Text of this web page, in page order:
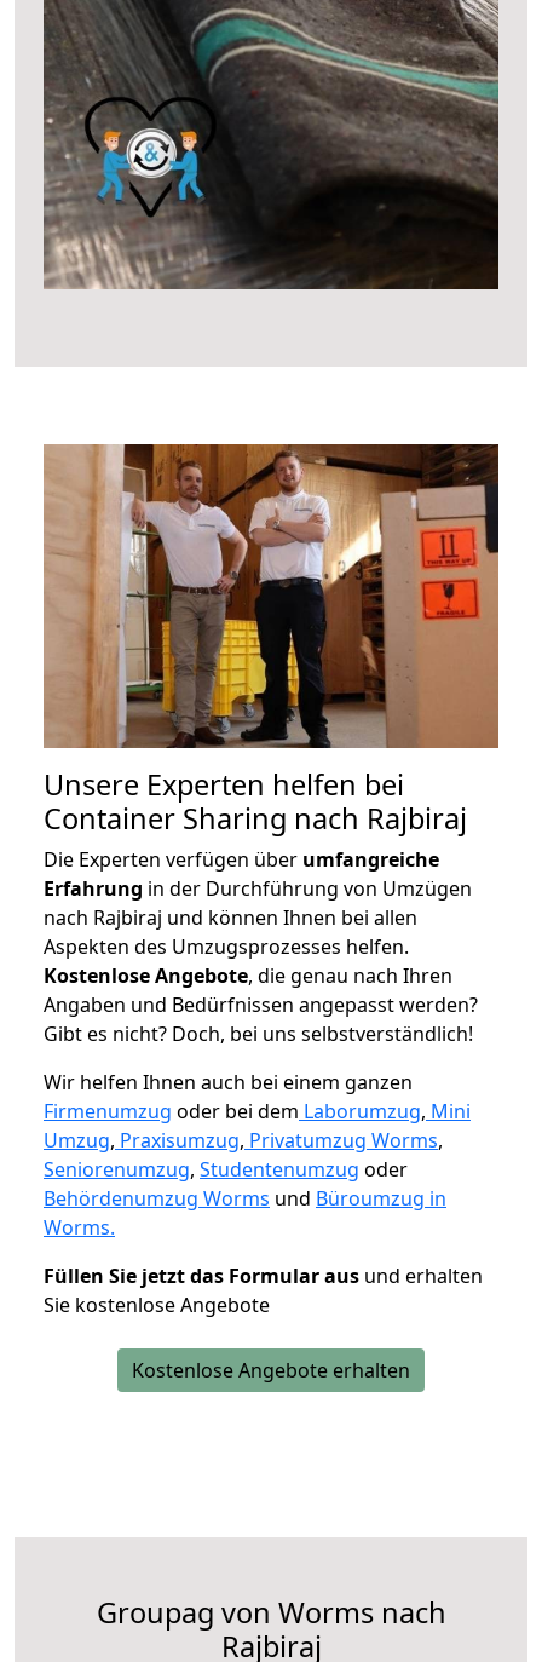
Unsere Experten helfen bei
Container Sharing nach Rajbiraj
Die Experten verfügen über umfangreiche
Erfahrung in der Durchführung von Umzügen
nach Rajbiraj und können Ihnen bei allen
Aspekten des Umzugsprozesses helfen.
Kostenlose Angebote, die genau nach Ihren
Angaben und Bedürfnissen angepasst werden?
Gibt es nicht? Doch, bei uns selbstverständlich!
Wir helfen Ihnen auch bei einem ganzen
Firmenumzug oder bei dem Laborumzug, Mini
Umzug, Praxisumzug, Privatumzug Worms,
Seniorenumzug, Studentenumzug oder
Behördenumzug Worms und Büroumzug in
Worms.
Füllen Sie jetzt das Formular aus und erhalten
Sie kostenlose Angebote
Kostenlose Angebote erhalten
Groupag von Worms nach
Rajbiraj